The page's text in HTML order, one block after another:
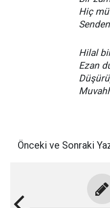
Hiç
Hilal
Ezan
Önceki ve Sonraki